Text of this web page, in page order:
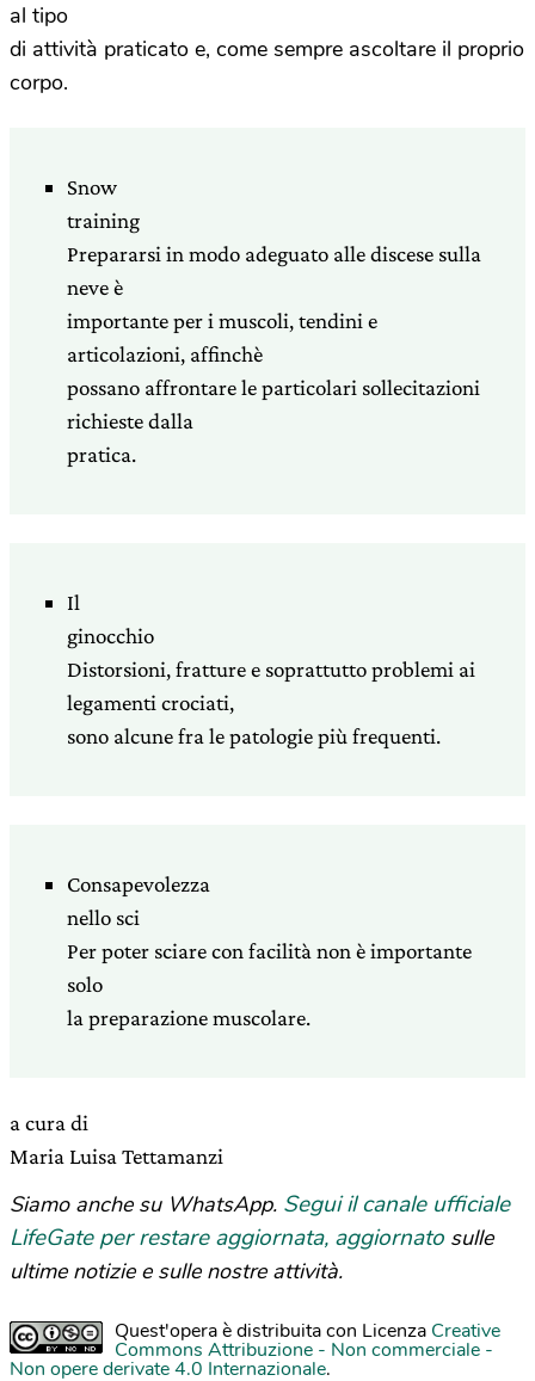
al tipo
di attività praticato e, come sempre ascoltare il proprio
corpo.
Snow
training
Prepararsi in modo adeguato alle discese sulla
neve è
importante per i muscoli, tendini e
articolazioni, affinchè
possano affrontare le particolari sollecitazioni
richieste dalla
pratica.
Il
ginocchio
Distorsioni, fratture e soprattutto problemi ai
legamenti crociati,
sono alcune fra le patologie più frequenti.
Consapevolezza
nello sci
Per poter sciare con facilità non è importante
solo
la preparazione muscolare.
a cura di
Maria Luisa Tettamanzi
Siamo anche su WhatsApp. Segui il canale ufficiale
LifeGate per restare aggiornata, aggiornato sulle
ultime notizie e sulle nostre attività.
Quest'opera è distribuita con Licenza Creative
Commons Attribuzione - Non commerciale -
Non opere derivate 4.0 Internazionale.